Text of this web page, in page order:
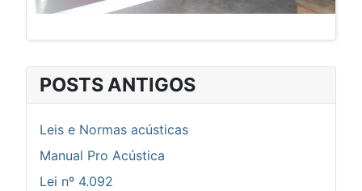
POSTS ANTIGOS
Leis e Normas acústicas
Manual Pro Acústica
Lei nº 4.092